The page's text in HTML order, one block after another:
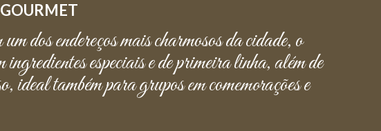
endereços mais charmosos da cidade, o
especiais e de primeira linha, além de
também para grupos em comemorações e